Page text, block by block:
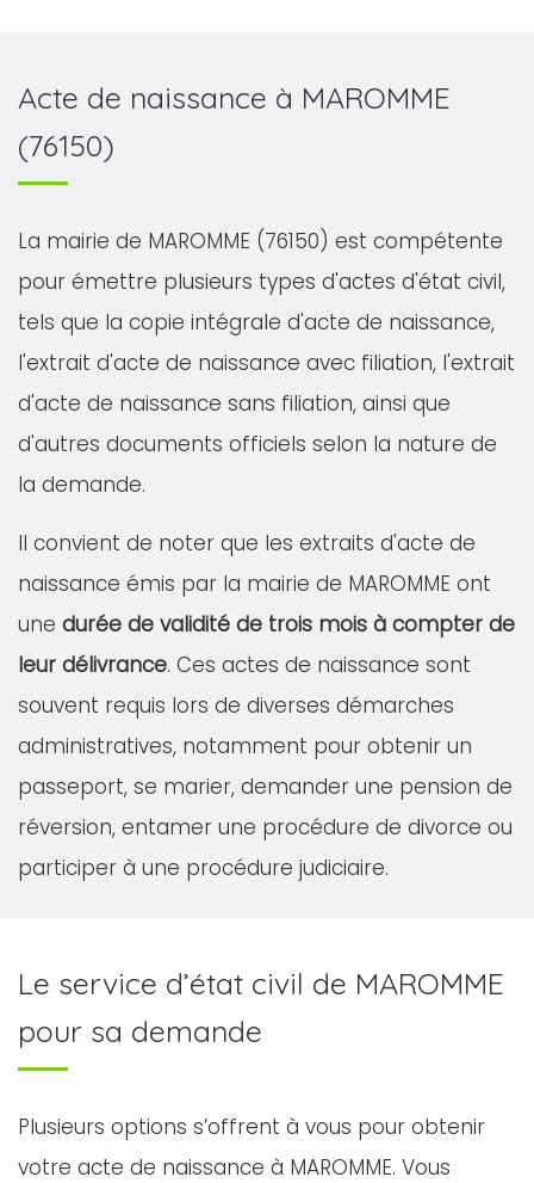
Acte de naissance à MAROMME
(76150)
La mairie de MAROMME (76150) est compétente
pour émettre plusieurs types d'actes d'état civil,
tels que la copie intégrale d'acte de naissance,
l'extrait d'acte de naissance avec filiation, l'extrait
d'acte de naissance sans filiation, ainsi que
d'autres documents officiels selon la nature de
la demande.
Il convient de noter que les extraits d'acte de
naissance émis par la mairie de MAROMME ont
une durée de validité de trois mois à compter de
leur délivrance. Ces actes de naissance sont
souvent requis lors de diverses démarches
administratives, notamment pour obtenir un
passeport, se marier, demander une pension de
réversion, entamer une procédure de divorce ou
participer à une procédure judiciaire.
Le service d’état civil de MAROMME
pour sa demande
Plusieurs options s’offrent à vous pour obtenir
votre acte de naissance à MAROMME. Vous